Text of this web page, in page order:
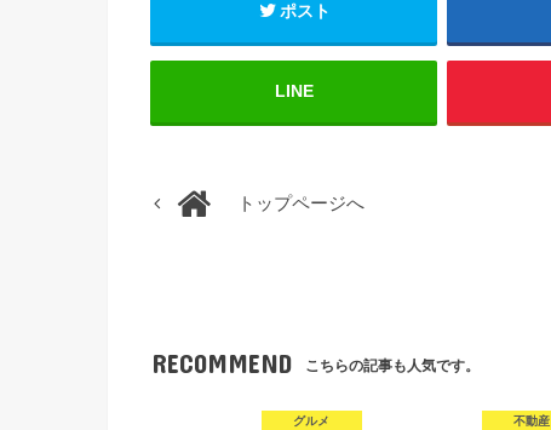
ポスト
LINE
トップページへ
RECOMMEND こちらの記事も人気です。
グルメ 不動産